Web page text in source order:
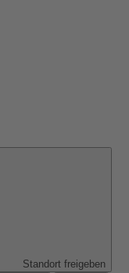
Standort freigeben